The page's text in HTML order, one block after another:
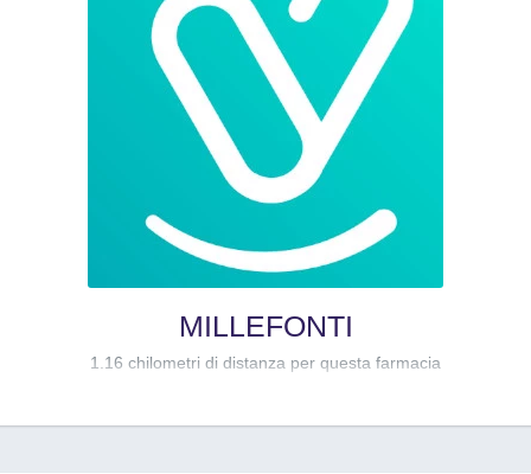
MILLEFONTI
1.16 chilometri di distanza per questa farmacia